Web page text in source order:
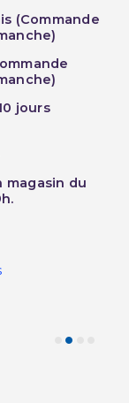
(Commande
jours
magasin du